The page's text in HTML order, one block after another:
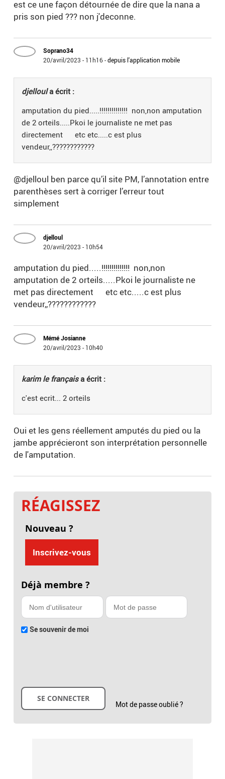
est ce une façon détournée de dire que la nana a
pris son pied ??? non j'deconne.
Soprano34
20/avril/2023 - 11h16-depuis l'application mobile
djelloula écrit :
amputation du pied.....!!!!!!!!!!!!!! non,non amputation
de 2 orteils.....Pkoi le journaliste ne met pas
directement etc etc.....c est plus
vendeur,,????????????
@djelloul ben parce qu’il site PM, l’annotation entre
parenthèses sert à corriger l’erreur tout
simplement
djelloul
20/avril/2023 - 10h54
amputation du pied.....!!!!!!!!!!!!!! non,non
amputation de 2 orteils.....Pkoi le journaliste ne
met pas directement etc etc.....c est plus
vendeur,,????????????
Mémé Josianne
20/avril/2023 - 10h40
karim le françaisa écrit :
c'est ecrit... 2 orteils
Oui et les gens réellement amputés du pied ou la
jambe apprécieront son interprétation personnelle
de l'amputation.
RÉAGISSEZ
Nouveau ?
Inscrivez-vous
Déjà membre ?
Se souvenir de moi
Mot de passe oublié ?